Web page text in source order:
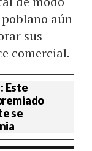
aún
sus
comercial.
Este
se